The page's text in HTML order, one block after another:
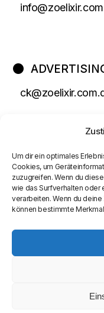
Um dir ein optimales
Cookies, um
zuzugreifen. Wenn du
wie das Surfverhalten oder
verarbeiten. Wenn du
können bestimmte